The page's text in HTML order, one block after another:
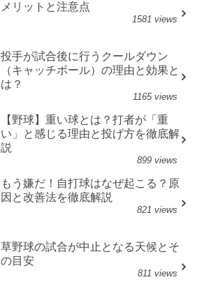
メリットと注意点
1581 views
投手が試合後に行うクールダウン
（キャッチボール）の理由と効果と
は？
1165 views
【野球】重い球とは？打者が「重
い」と感じる理由と投げ方を徹底解
説
899 views
もう嫌だ！自打球はなぜ起こる？原
因と改善法を徹底解説
821 views
草野球の試合が中止となる天候とそ
の目安
811 views